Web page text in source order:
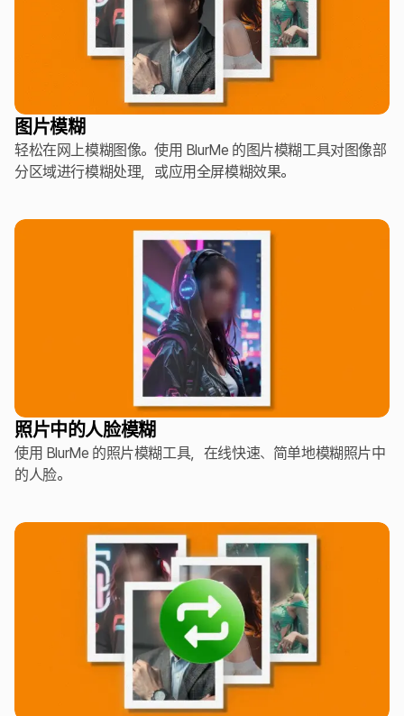
图片模糊
轻松在网上模糊图像。使用 BlurMe 的图片模糊工具对图像部
分区域进行模糊处理，或应用全屏模糊效果。
照片中的人脸模糊
使用 BlurMe 的照片模糊工具，在线快速、简单地模糊照片中
的人脸。